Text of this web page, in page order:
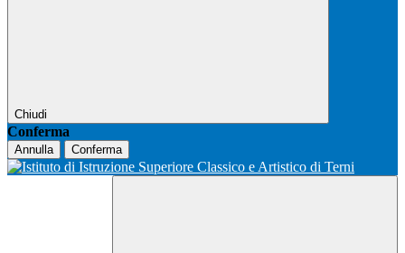
Chiudi
Conferma
Annulla Conferma